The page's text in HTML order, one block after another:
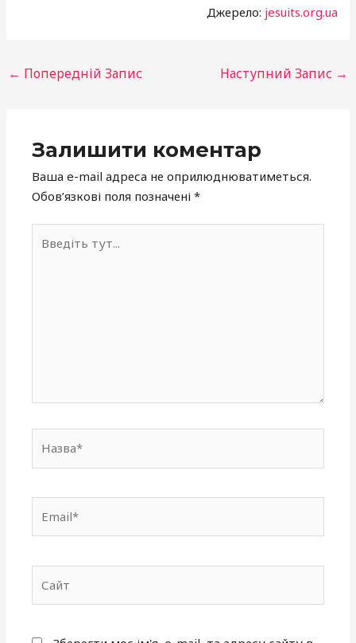
Джерело: jesuits.org.ua
← Попередній Запис Наступний Запис →
Залишити коментар
Ваша e-mail адреса не оприлюднюватиметься.
Обов’язкові поля позначені*
тут...